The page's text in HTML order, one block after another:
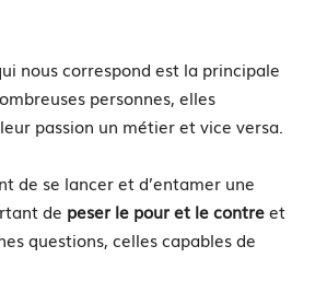
nous correspond est la principale
personnes, elles
passion un métier et vice versa.
de se lancer et d’entamer une
de peser le pour et le contreet
questions, celles capables de